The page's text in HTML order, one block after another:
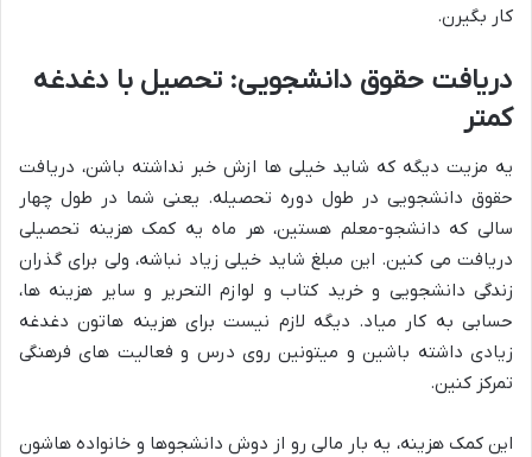
کار بگیرن.
دریافت حقوق دانشجویی: تحصیل با دغدغه
کمتر
یه مزیت دیگه که شاید خیلی ها ازش خبر نداشته باشن، دریافت
حقوق دانشجویی در طول دوره تحصیله. یعنی شما در طول چهار
سالی که دانشجو-معلم هستین، هر ماه یه کمک هزینه تحصیلی
دریافت می کنین. این مبلغ شاید خیلی زیاد نباشه، ولی برای گذران
زندگی دانشجویی و خرید کتاب و لوازم التحریر و سایر هزینه ها،
حسابی به کار میاد. دیگه لازم نیست برای هزینه هاتون دغدغه
زیادی داشته باشین و میتونین روی درس و فعالیت های فرهنگی
تمرکز کنین.
این کمک هزینه، یه بار مالی رو از دوش دانشجوها و خانواده هاشون